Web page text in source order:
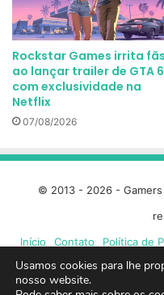
Rockstar Games irrita fãs
ao lançar trailer de GTA 6
com exclusividade na
Netflix
07/08/2026
© 2013 - 2026 - Gamers
Início
Contato Política de
Facebook
X
Usamos cookies para lhe
nosso website.